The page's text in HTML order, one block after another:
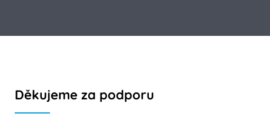
Děkujeme za podporu